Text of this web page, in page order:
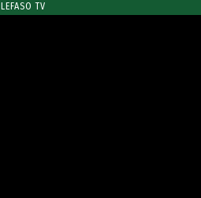
LEFASO TV